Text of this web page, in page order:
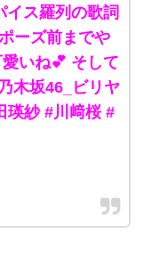
イス羅列の歌詞
ーズ前までや
いね💕 そして
木坂46_ビリヤ
瑛紗 #川﨑桜 #